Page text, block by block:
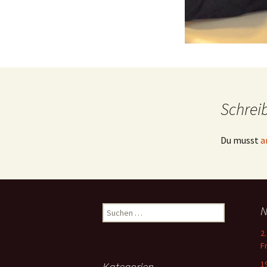
Du musst
Suchen
nach: